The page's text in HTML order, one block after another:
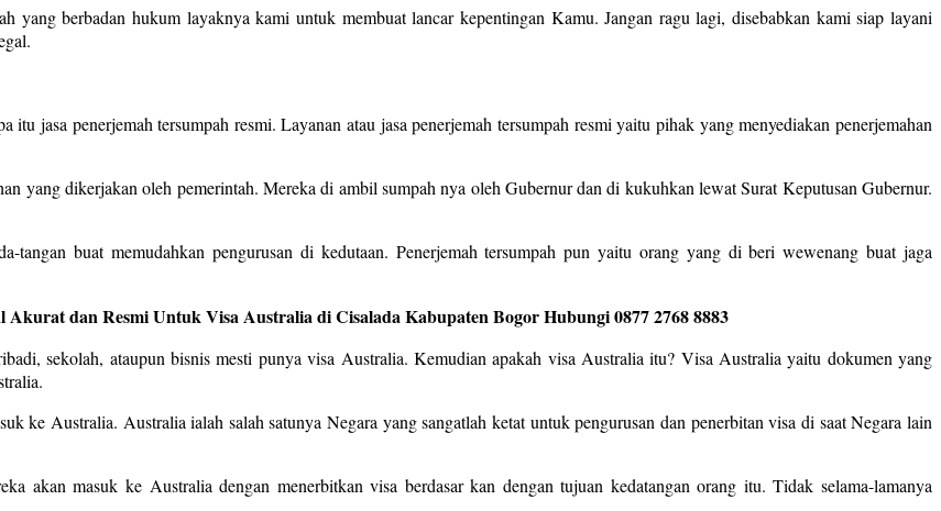
yang berbadan hukum layaknya kami untuk membuat lancar kepentingan Kamu. Jangan ragu lagi, disebabkan kami siap layani
jasa penerjemah tersumpah resmi. Layanan atau jasa penerjemah tersumpah resmi yaitu pihak yang menyediakan penerjemahan
yang dikerjakan oleh pemerintah. Mereka di ambil sumpah nya oleh Gubernur dan di kukuhkan lewat Surat Keputusan Gubernur.
tangan buat memudahkan pengurusan di kedutaan. Penerjemah tersumpah pun yaitu orang yang di beri wewenang buat jaga
dan Resmi Untuk Visa Australia di Cisalada Kabupaten Bogor Hubungi 0877 2768 8883
sekolah, ataupun bisnis mesti punya visa Australia. Kemudian apakah visa Australia itu? Visa Australia yaitu dokumen yang
ke Australia. Australia ialah salah satunya Negara yang sangatlah ketat untuk pengurusan dan penerbitan visa di saat Negara lain
akan masuk ke Australia dengan menerbitkan visa berdasar kan dengan tujuan kedatangan orang itu. Tidak selama-lamanya